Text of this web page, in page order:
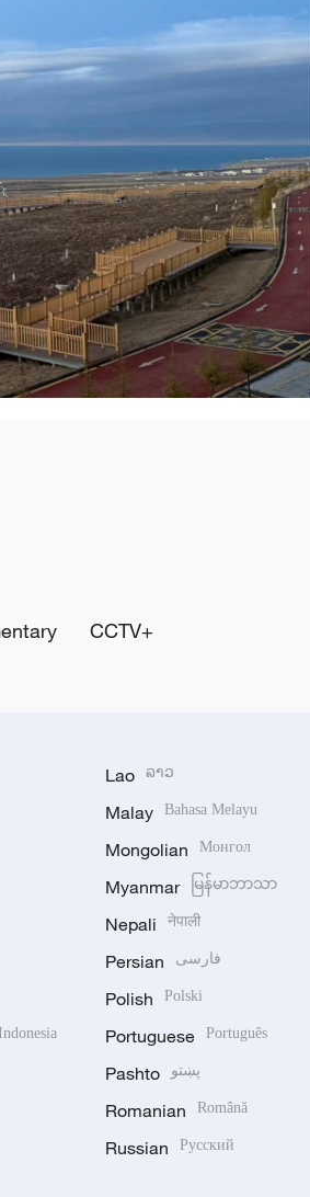
CCTV+
Lao ລາວ
Malay Bahasa Melayu
Mongolian Монгол
Myanmar မြန်မာဘာသာ
Nepali नेपाली
Persian فارسی
Polish Polski
Portuguese Português
Pashto پښتو
Romanian Română
Russian Русский